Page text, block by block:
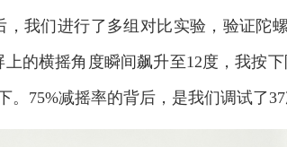
，我们进行了多组对比实验，验证陀
的横摇角度瞬间飙升至12度，我按
。75%减摇率的背后，是我们调试了37